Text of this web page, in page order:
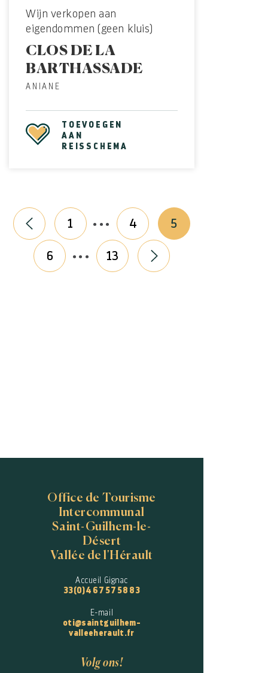
Wijn verkopen aan
eigendommen (geen kluis)
CLOS DE LA
BARTHASSADE
ANIANE
TOEVOEGEN
AAN
REISSCHEMA
1 ... 4 5
6 ... 13
Office de Tourisme
Intercommunal
Saint-Guilhem-le-
Désert
Vallée de l'Hérault
Accueil Gignac
33(0)4 67 57 58 83
E-mail
oti@saintguilhem-
valleeherault.fr
Volg ons!